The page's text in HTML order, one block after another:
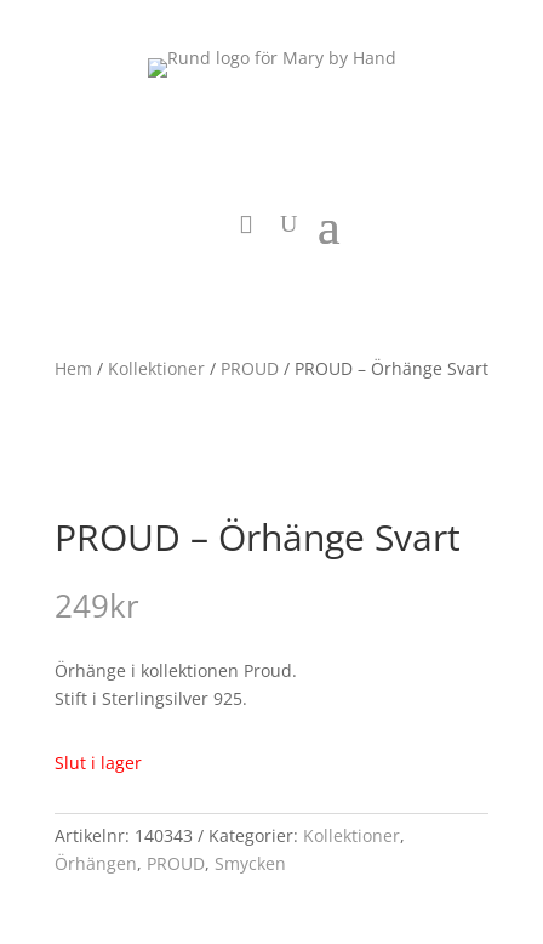
Hem / Kollektioner/ PROUD/ PROUD – Örhänge Svart
PROUD – Örhänge Svart
249kr
Örhänge i kollektionen Proud.
Stift i Sterlingsilver 925.
Slut i lager
Artikelnr: 140343 Kategorier: Kollektioner,
Örhängen, PROUD, Smycken